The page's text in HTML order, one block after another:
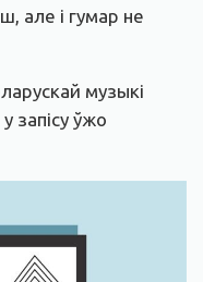
але і гумар не
музыкі
запісу ўжо